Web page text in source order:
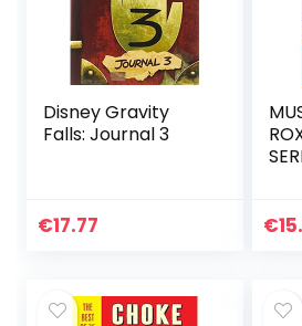
Disney Gravity
Falls: Journal 3
€17.77 €